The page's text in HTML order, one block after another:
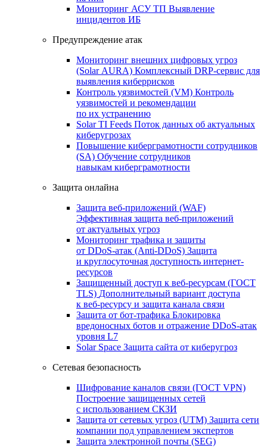
Мониторинг АСУ ТП Выявление
инцидентов ИБ
Предупреждение атак
Мониторинг внешних цифровых угроз
(Solar AURA) Комплексный DRP-сервис для
выявления киберрисков
Контроль уязвимостей (VM) Контроль
уязвимостей и рекомендации
по их устранению
Solar TI Feeds Поток данных об актуальных
киберугрозах
Повышение киберграмотности сотрудников
(SA) Обучение сотрудников
навыкам киберграмотности
Защита онлайна
Защита веб-приложений (WAF)
Эффективная защита веб-приложений
от актуальных угроз
Мониторинг трафика и защиты
от DDoS‑атак (Anti‑DDoS) Защита
и круглосуточная доступность интернет-
ресурсов
Защищенный доступ к веб-ресурсам (ГОСТ
TLS) Дополнительный вариант доступа
к веб‑ресурсу и защита канала связи
Защита от бот‑трафика Блокировка
вредоносных ботов и отражение DDoS‑атак
уровня L7
Solar Space Защита сайта от киберугроз
Сетевая безопасность
Шифрование каналов связи (ГОСТ VPN)
Построение защищенных сетей
с использованием СКЗИ
Защита от сетевых угроз (UTM) Защита сети
компании под управлением экспертов
Защита электронной почты (SEG)